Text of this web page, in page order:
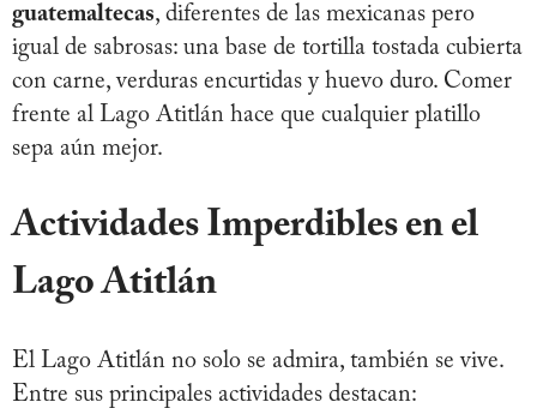
guatemaltecas, diferentes de las mexicanas pero
igual de sabrosas: una base de tortilla tostada cubierta
con carne, verduras encurtidas y huevo duro. Comer
frente al Lago Atitlán hace que cualquier platillo
sepa aún mejor.
Actividades Imperdibles en el
Lago Atitlán
El Lago Atitlán no solo se admira, también se vive.
Entre sus principales actividades destacan: